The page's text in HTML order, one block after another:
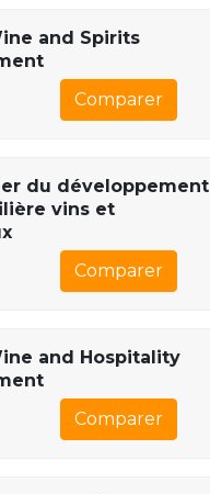
and Spirits
Comparer
du développement
vins et
Comparer
and Hospitality
Comparer